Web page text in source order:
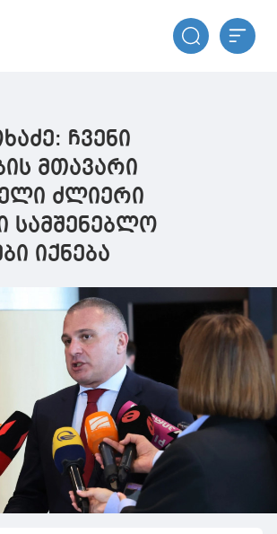
ჩვენი
მთავარი
ძლიერი
სამშენებლო
იქნება